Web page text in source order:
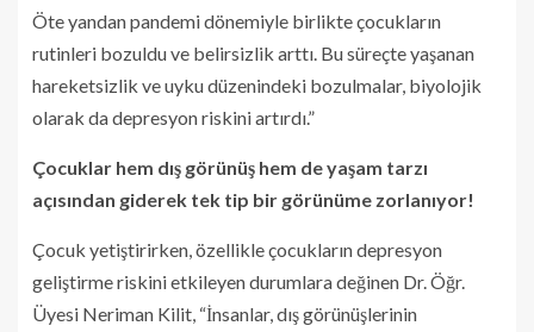
Öte yandan pandemi dönemiyle birlikte çocukların
rutinleri bozuldu ve belirsizlik arttı. Bu süreçte yaşanan
hareketsizlik ve uyku düzenindeki bozulmalar, biyolojik
olarak da depresyon riskini artırdı.”
Çocuklar hem dış görünüş hem de yaşam tarzı
açısından giderek tek tip bir görünüme zorlanıyor!
Çocuk yetiştirirken, özellikle çocukların depresyon
geliştirme riskini etkileyen durumlara değinen Dr. Öğr.
Üyesi Neriman Kilit, “İnsanlar, dış görünüşlerinin